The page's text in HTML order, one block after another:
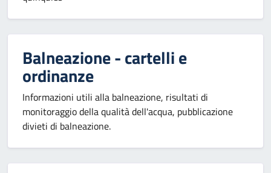
Balneazione - cartelli e
ordinanze
Informazioni utili alla balneazione, risultati di
monitoraggio della qualità dell'acqua, pubblicazione
divieti di balneazione.